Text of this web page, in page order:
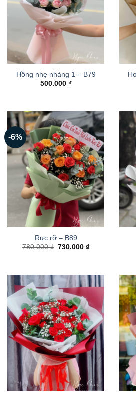
Hồng nhẹ nhàng 1 – B79
500.000 ₫
-6%
Rực rỡ – B89
780.000₫ Giá
730.000₫Giá